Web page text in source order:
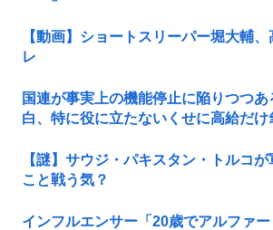
【動画】ショートスリーパー堀大輔
レ
国連が事実上の機能停止に陥りつつ
白、特に役に立たないくせに高給だけ
【謎】サウジ・パキスタン・トルコ
こと戦う気？
インフルエンサー「20歳でアルファ